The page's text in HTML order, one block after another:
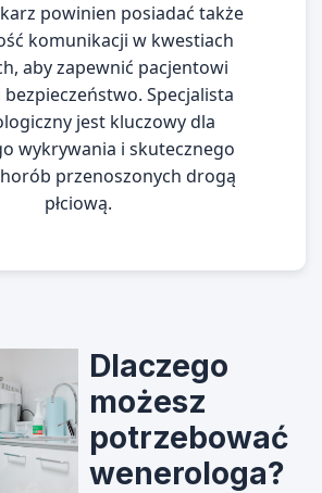
powinien posiadać także
komunikacji w kwestiach
aby zapewnić pacjentowi
Specjalista
jest kluczowy dla
wykrywania i skutecznego
przenoszonych drogą
płciową.
Dlaczego
możesz
potrzebować
wenerologa?